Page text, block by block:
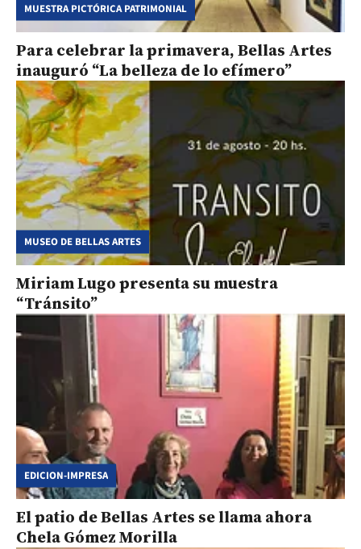
MUESTRA PICTÓRICA PATRIMONIAL
Para celebrar la primavera, Bellas Artes
inauguró “La belleza de lo efímero”
MUSEO DE BELLAS ARTES
Miriam Lugo presenta su muestra
“Tránsito”
EDICION-IMPRESA
El patio de Bellas Artes se llama ahora
Chela Gómez Morilla